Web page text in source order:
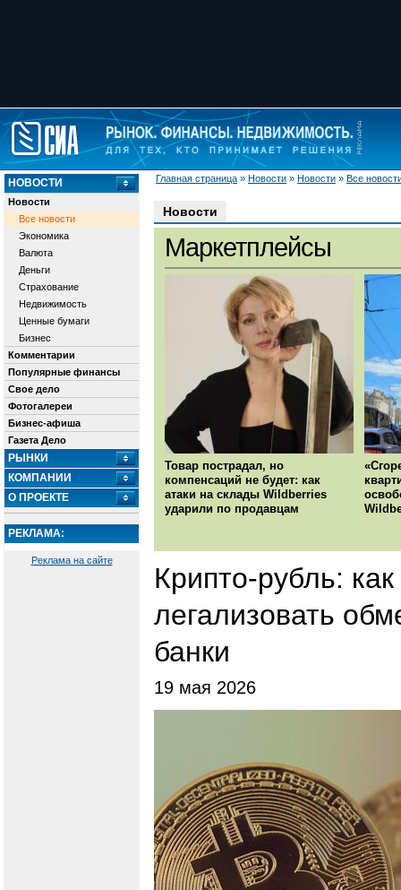
Главная страница » Новости » Новости » Все
НОВОСТИ
Новости
Все новости
Экономика
Валюта
Деньги
Страхование
Недвижимость
Ценные бумаги
Бизнес
Комментарии
Популярные финансы
Свое дело
Фотогалереи
Бизнес-афиша
Газета Дело
РЫНКИ
КОМПАНИИ
О ПРОЕКТЕ
РЕКЛАМА:
Реклама на сайте
Новости
Маркетплейсы
Товар пострадал, но
компенсаций не будет: как
атаки на склады Wildberries
ударили по продавцам
Крипто-рубль:
легализовать
банки
19 мая 2026